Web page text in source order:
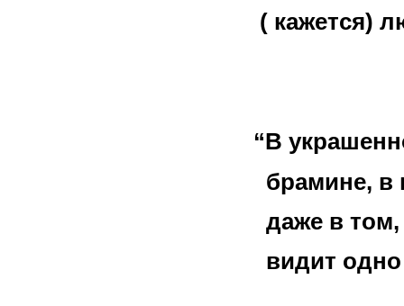
( кажется)
“В
брамине, в
даже в
видит